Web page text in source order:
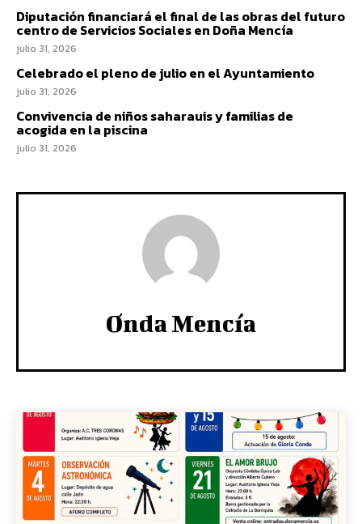
Diputación financiará el final de las obras del futuro
centro de Servicios Sociales en Doña Mencía
julio 31, 2026
Celebrado el pleno de julio en el Ayuntamiento
julio 31, 2026
Convivencia de niños saharauis y familias de
acogida en la piscina
julio 31, 2026
Onda Mencía